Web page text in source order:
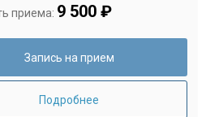
приема: 9 500 ₽
Запись на прием
Подробнее